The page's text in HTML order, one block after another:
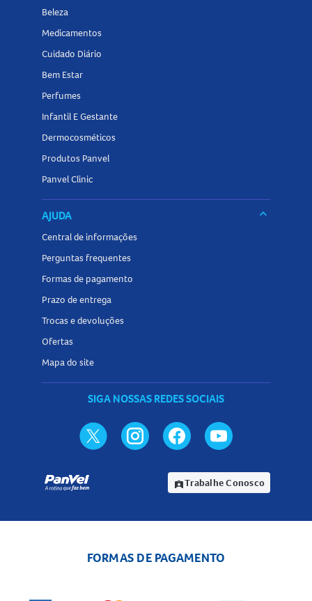
Beleza
Medicamentos
Cuidado Diário
Bem Estar
Perfumes
Infantil E Gestante
Dermocosméticos
Produtos Panvel
Panvel Clinic
AJUDA keyboard_arrow_down
Central de informações
Perguntas frequentes
Formas de pagamento
Prazo de entrega
Trocas e devoluções
Ofertas
Mapa do site
SIGA NOSSAS REDES SOCIAIS
assignment_indTrabalhe Conosco
FORMAS DE PAGAMENTO